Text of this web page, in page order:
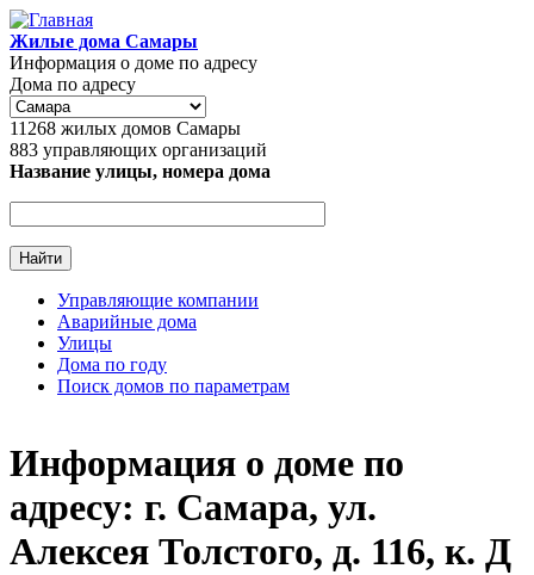
Перейти к основному содержанию
Жилые дома Самары
Информация о доме по адресу
Дома по адресу
11268 жилых домов Самары
883 управляющих организаций
Название улицы, номера дома
Главное меню
Управляющие компании
Аварийные дома
Улицы
Дома по году
Поиск домов по параметрам
Информация о доме по
адресу: г. Самара, ул.
Алексея Толстого, д. 116, к. Д